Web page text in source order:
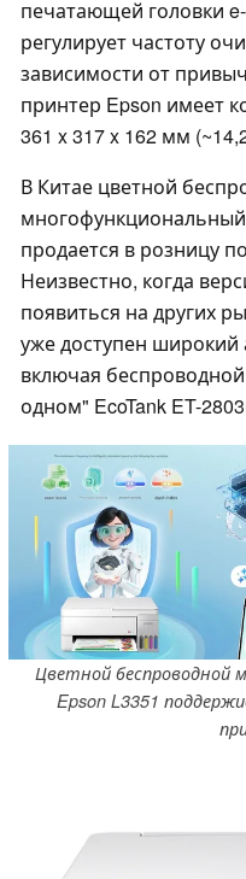
печатающей головки
регулирует частоту
зависимости от
принтер Epson имеет
361 x 317 x 162 мм
В Китае цветной
продается в розницу
Неизвестно, когда
появиться на других
уже доступен широкий
включая
одном" EcoTank ET-2803
Цветной беспроводной
Epson L3351